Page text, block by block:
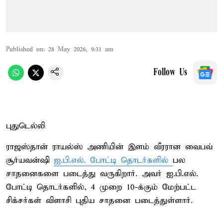
Published on: 28 May 2026, 9:31 am
Follow Us
புதுடெல்லி
ராஜஸ்தான் ராயல்ஸ் அணியின் இளம் வீரரான வைபவ்
சூர்யவன்ஷி ஐ.பி.எல். போட்டி தொடர்களில் பல
சாதனைகளை படைத்து வருகிறார். அவர் ஐ.பி.எல்.
போட்டி தொடர்களில், 4 முறை 10-க்கும் மேற்பட்ட
சிக்சர்கள் விளாசி புதிய சாதனை படைத்துள்ளார்.